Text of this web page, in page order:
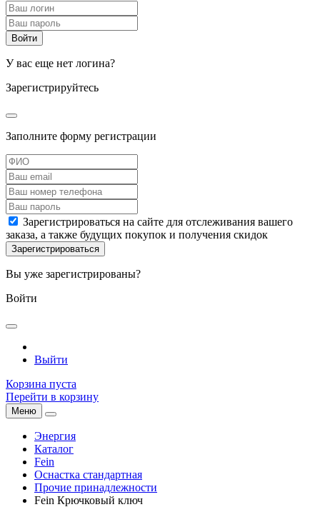
У вас еще нет логина?
Зарегистрируйтесь
Заполните форму регистрации
Зарегистрироваться на сайте для отслеживания вашего
заказа, а также будущих покупок и получения скидок
Вы уже зарегистрированы?
Войти
Выйти
Корзина пуста
Перейти в корзину
Меню
Энергия
Каталог
Fein
Оснастка стандартная
Прочие принадлежности
Fein Крючковый ключ